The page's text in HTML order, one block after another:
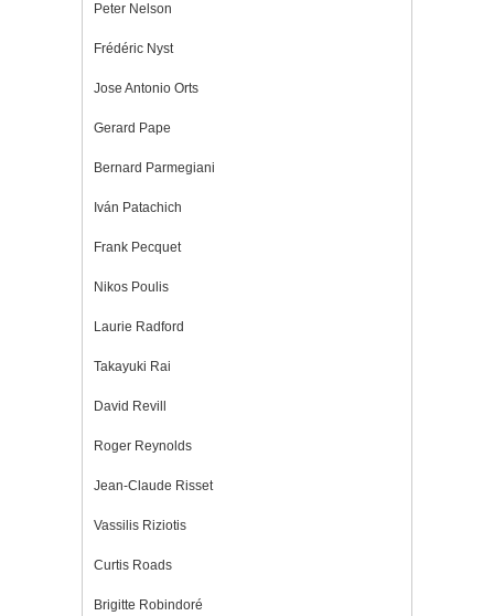
Peter Nelson
Frédéric Nyst
Jose Antonio Orts
Gerard Pape
Bernard Parmegiani
Iván Patachich
Frank Pecquet
Nikos Poulis
Laurie Radford
Takayuki Rai
David Revill
Roger Reynolds
Jean-Claude Risset
Vassilis Riziotis
Curtis Roads
Brigitte Robindoré